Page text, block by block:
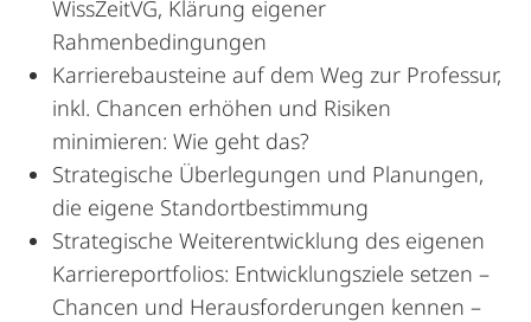
WissZeitVG, Klärung eigener
Rahmenbedingungen
Karrierebausteine auf dem Weg zur Professur,
inkl. Chancen erhöhen und Risiken
minimieren: Wie geht das?
Strategische Überlegungen und Planungen,
die eigene Standortbestimmung
Strategische Weiterentwicklung des eigenen
Karriereportfolios: Entwicklungsziele setzen –
Chancen und Herausforderungen kennen –